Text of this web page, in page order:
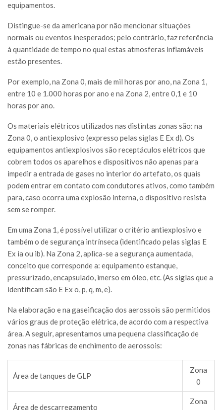
equipamentos.
Distingue-se da americana por não mencionar situações
normais ou eventos inesperados; pelo contrário, faz referência
à quantidade de tempo no qual estas atmosferas inflamáveis
estão presentes.
Por exemplo, na Zona 0, mais de mil horas por ano, na Zona 1,
entre 10 e 1.000 horas por ano e na Zona 2, entre 0,1 e 10
horas por ano.
Os materiais elétricos utilizados nas distintas zonas são: na
Zona 0, o antiexplosivo (expresso pelas siglas E Ex d). Os
equipamentos antiexplosivos são receptáculos elétricos que
cobrem todos os aparelhos e dispositivos não apenas para
impedir a entrada de gases no interior do artefato, os quais
podem entrar em contato com condutores ativos, como também
para, caso ocorra uma explosão interna, o dispositivo resista
sem se romper.
Em uma Zona 1, é possível utilizar o critério antiexplosivo e
também o de segurança intrínseca (identificado pelas siglas E
Ex ia ou ib). Na Zona 2, aplica-se a segurança aumentada,
conceito que corresponde a: equipamento estanque,
pressurizado, encapsulado, imerso em óleo, etc. (As siglas que a
identificam são E Ex o, p, q, m, e).
Na elaboração e na gaseificação dos aerossois são permitidos
vários graus de proteção elétrica, de acordo com a respectiva
área. A seguir, apresentamos uma pequena classificação de
zonas nas fábricas de enchimento de aerossois:
Área de tanques de GLP
Zona
0
Área de descarregamento
Zona